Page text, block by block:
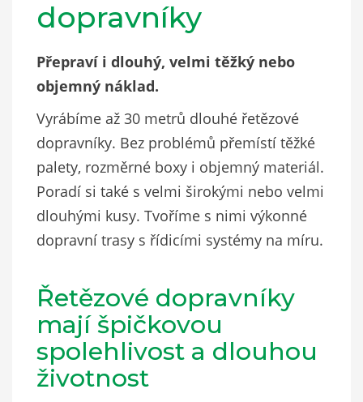
dopravníky
Přepraví i dlouhý, velmi těžký nebo
objemný náklad.
Vyrábíme až 30 metrů dlouhé řetězové
dopravníky. Bez problémů přemístí těžké
palety, rozměrné boxy i objemný materiál.
Poradí si také s velmi širokými nebo velmi
dlouhými kusy. Tvoříme s nimi výkonné
dopravní trasy s řídicími systémy na míru.
Řetězové dopravníky
mají špičkovou
spolehlivost a dlouhou
životnost